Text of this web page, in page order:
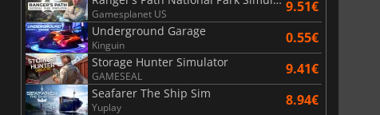
Gamesplanet US 9.51€
Underground Garage
Kinguin 0.55€
Storage Hunter Simulator
GAMESEAL 9.41€
Seafarer The Ship Sim
Yuplay 8.94€